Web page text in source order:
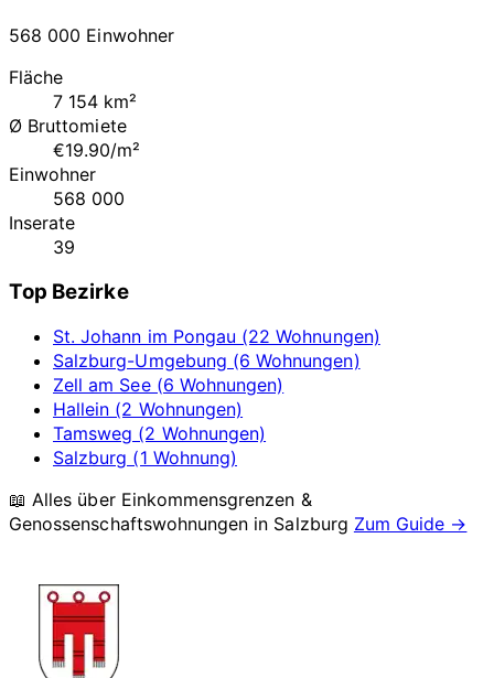
568 000 Einwohner
Fläche
7 154 km²
Ø Bruttomiete
€19.90/m²
Einwohner
568 000
Inserate
39
Top Bezirke
St. Johann im Pongau (22 Wohnungen)
Salzburg-Umgebung (6 Wohnungen)
Zell am See (6 Wohnungen)
Hallein (2 Wohnungen)
Tamsweg (2 Wohnungen)
Salzburg (1 Wohnung)
📖 Alles über Einkommensgrenzen &
Genossenschaftswohnungen in Salzburg Zum Guide →